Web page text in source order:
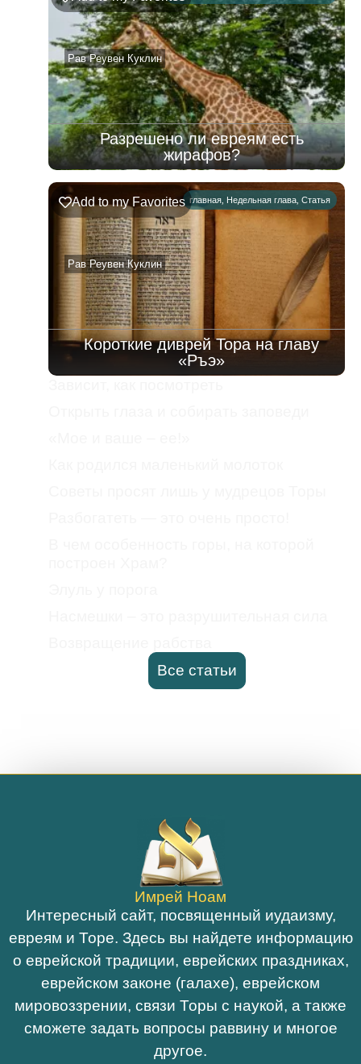
02.08.2026
08.08.2026
Рав Реувен Куклин
Разрешено ли евреям есть
жирафов?
главная Недельная глава Статья
Рав Реувен Куклин
Add to my Favorites
Короткие диврей Тора на главу
«Ръэ»
Все статьи
Имрей Ноам
Интересный сайт, посвященный иудаизму,
евреям и Торе. Здесь вы найдете информацию
о еврейской традиции, еврейских праздниках,
еврейском законе (галахе), еврейском
мировоззрении, связи Торы с наукой, а также
сможете задать вопросы раввину и многое
другое.